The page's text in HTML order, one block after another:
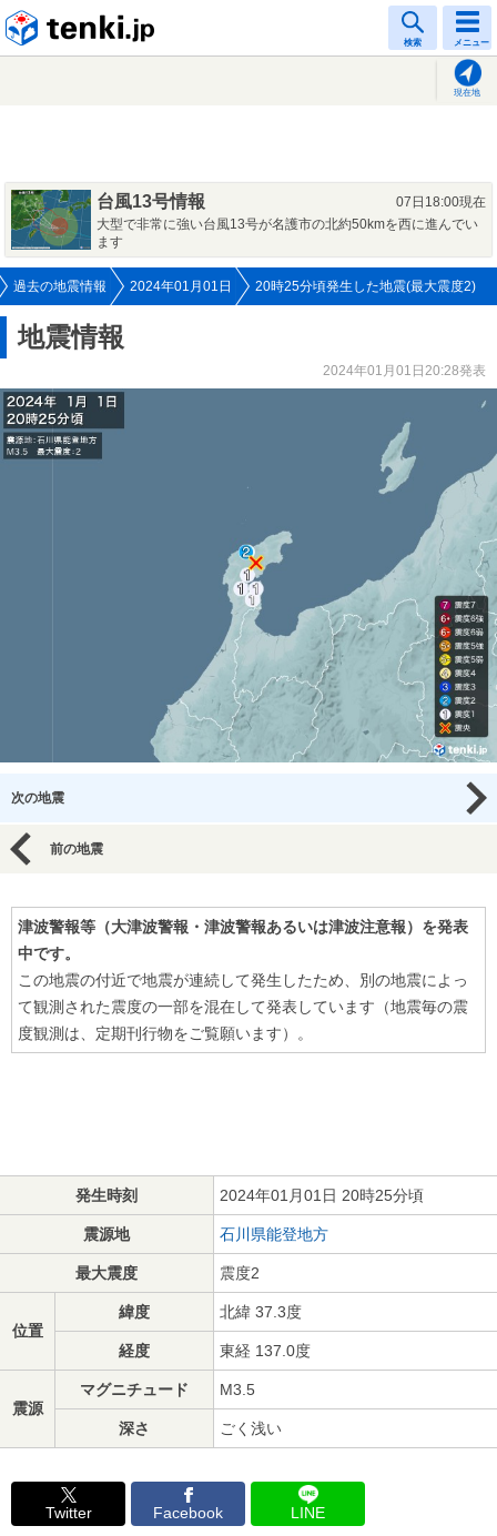
検索 メニュー
現在地
台風13号情報
07日18:00現在
大型で非常に強い台風13号が名護市の北約50kmを西に進んでい
ます
過去の地震情報 2024年01月01日 20時25分頃発生した地震(最大震度2)
地震情報
2024年01月01日20:28発表
次の地震
前の地震
津波警報等（大津波警報・津波警報あるいは津波注意報）を発表
中です。
この地震の付近で地震が連続して発生したため、別の地震によっ
て観測された震度の一部を混在して発表しています（地震毎の震
度観測は、定期刊行物をご覧願います）。
発生時刻 2024年01月01日 20時25分頃
震源地 石川県能登地方
最大震度 震度2
位置
緯度 北緯 37.3度
経度 東経 137.0度
震源
マグニチュード M3.5
深さ ごく浅い
Twitter Facebook LINE